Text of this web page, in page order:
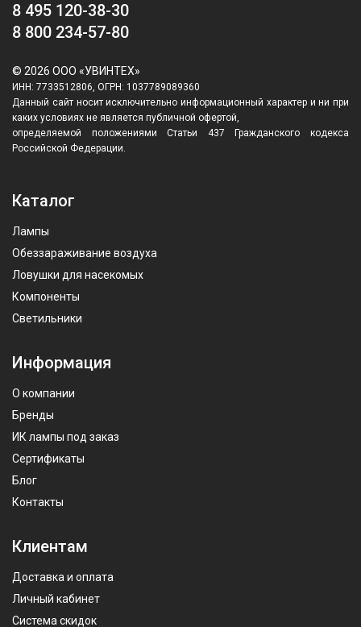
8 495 120-38-30
8 800 234-57-80
© 2026 ООО «УВИНТЕХ»
ИНН: 7733512806, ОГРН: 1037789089360
Данный сайт носит исключительно информационный характер и ни при
каких условиях не является публичной офертой,
определяемой положениями Статьи 437 Гражданского кодекса
Российской Федерации.
Каталог
Лампы
Обеззараживание воздуха
Ловушки для насекомых
Компоненты
Светильники
Информация
О компании
Бренды
ИК лампы под заказ
Сертификаты
Блог
Контакты
Клиентам
Доставка и оплата
Личный кабинет
Система скидок